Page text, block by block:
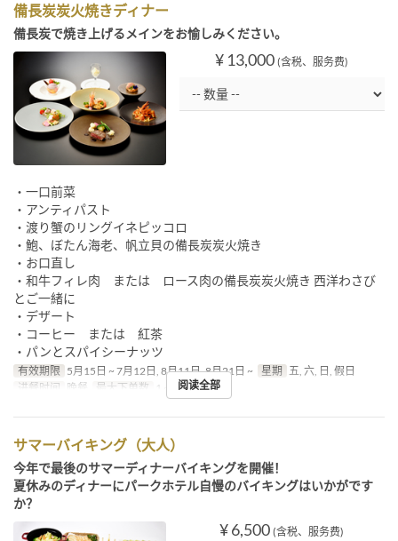
備長炭炭火焼きディナー
備長炭で焼き上げるメインをお愉しみください。
¥ 13,000 (含税、服务费)
・一口前菜
・アンティパスト
・渡り蟹のリングイネピッコロ
・鮑、ぼたん海老、帆立貝の備長炭炭火焼き
・お口直し
・和牛フィレ肉 または ロース肉の備長炭炭火焼き 西洋わさび
とご一緒に
・デザート
・コーヒー または 紅茶
・パンとスパイシーナッツ
有效期限 5月15日 ~ 7月12日, 8月11日, 8月21日 ~ 星期 五, 六, 日, 假日
进餐时间 晚餐 最大下单数 1 ~ 阅读全部
サマーバイキング（大人）
今年で最後のサマーディナーバイキングを開催！
夏休みのディナーにパークホテル自慢のバイキングはいかがです
か？
¥ 6,500 (含税、服务费)